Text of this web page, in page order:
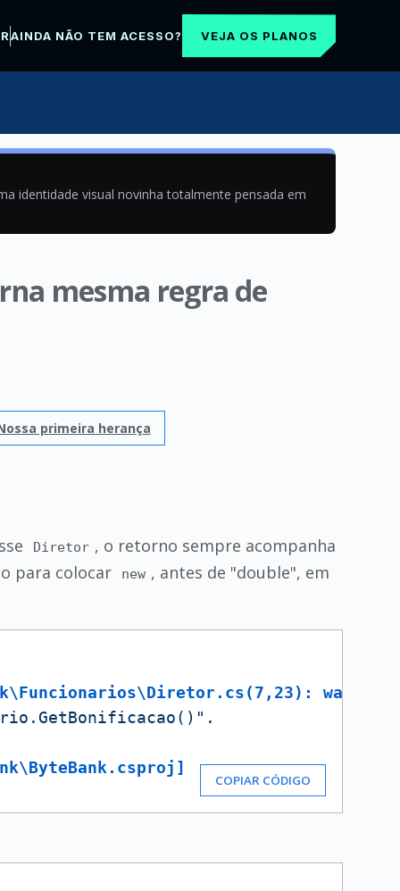
AINDA NÃO TEM ACESSO? VEJA OS PLANOS
identidade visual novinha totalmente pensada em
mesma regra de
primeira herança
Diretor , o retorno sempre acompanha
para colocar new , antes de "double", em
warning
.
COPIAR CÓDIGO